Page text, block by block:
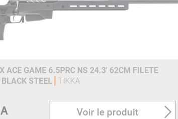
ACE GAME 6.5PRC NS 24.3' 62CM FILETE
STEEL
TIKKA
Voir le produit